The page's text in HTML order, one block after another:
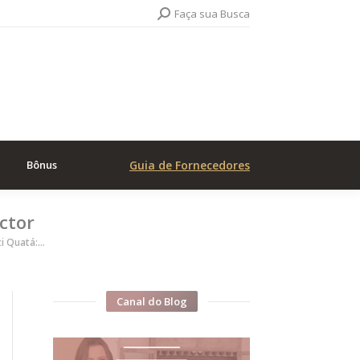
Search:Faça sua Busca
Bônus Guia de Fornecedores
Quatá:…
Canal do Blog